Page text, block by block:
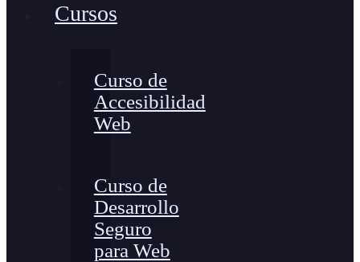
Cursos
Curso de
Accesibilidad
Web
Curso de
Desarrollo
Seguro
para Web